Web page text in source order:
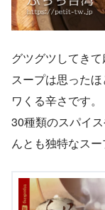
グツグツしてきて
スープは思った
ワくる辛さです。
30種類のスパイ
んとも独特なスー